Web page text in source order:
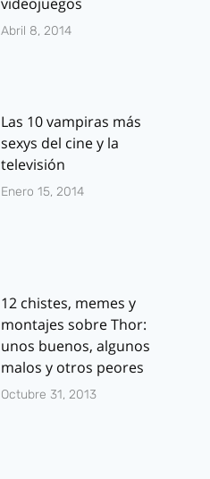
videojuegos
Abril 8, 2014
Las 10 vampiras más
sexys del cine y la
televisión
Enero 15, 2014
12 chistes, memes y
montajes sobre Thor:
unos buenos, algunos
malos y otros peores
Octubre 31, 2013